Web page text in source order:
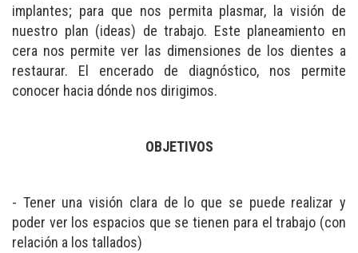
implantes; para que nos permita plasmar, la visión de
nuestro plan (ideas) de trabajo. Este planeamiento en
cera nos permite ver las dimensiones de los dientes a
restaurar. El encerado de diagnóstico, nos permite
conocer hacia dónde nos dirigimos.
OBJETIVOS
- Tener una visión clara de lo que se puede realizar y
poder ver los espacios que se tienen para el trabajo (con
relación a los tallados)